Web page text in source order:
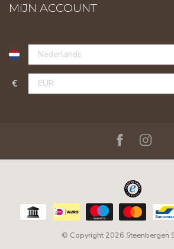
MIJN ACCOUNT
€
© Copyright 2026 Steenbergen